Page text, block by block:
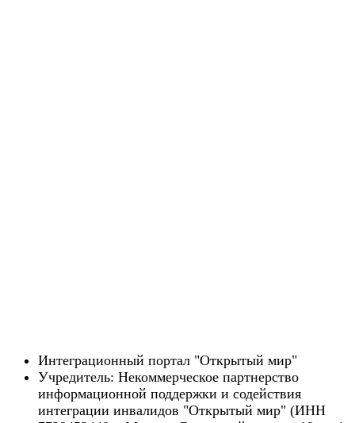
Интеграционный портал "Открытый мир"
Учредитель: Некоммерческое партнерство
информационной поддержки и содействия
интеграции инвалидов "Открытый мир" (ИНН